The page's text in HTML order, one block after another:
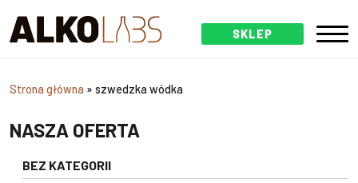
SKLEP
Strona główna » szwedzka wódka
NASZA OFERTA
BEZ KATEGORII